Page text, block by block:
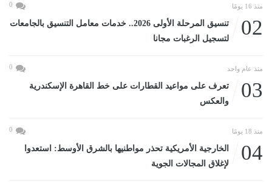
منذ 16 يومًا 0
02
تنسيق المرحلة الأولى 2026.. خدمات معامل التنسيق بالجامعات
لتسجيل الرغبات مجانا
منذ عام واحد 0
03
تعرف على مواعيد القطارات على خط القاهرة الإسكندرية
والعكس
منذ 18 يومًا 0
04
الخارجية الأمريكية تحذر مواطنيها بالشرق الأوسط: استعدوا
لإغلاق المجالات الجوية